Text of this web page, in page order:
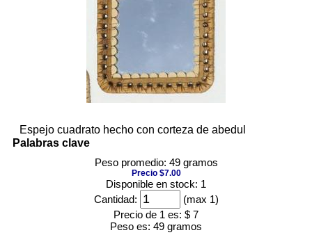
Espejo cuadrato hecho con corteza de abedul
Palabras clave
Peso promedio: 49 gramos
Precio $7.00
Disponible en stock: 1
Cantidad:
(max 1)
Precio de 1 es: $ 7
Peso es: 49 gramos